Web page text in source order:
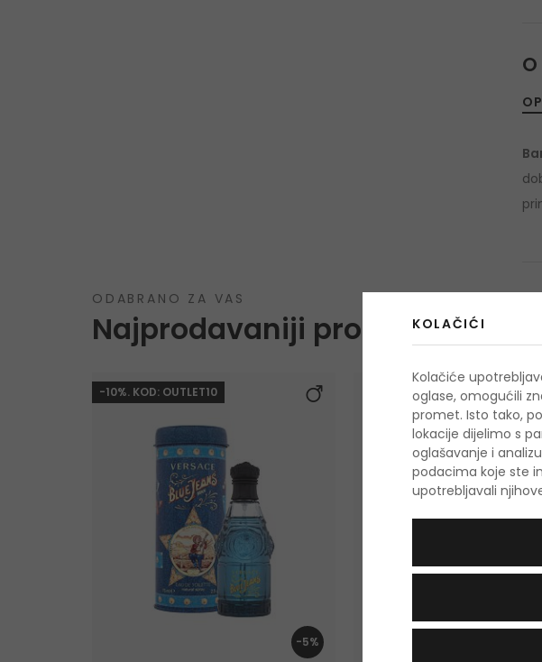
ODABRANO ZA VAS
Najprodavaniji proizvodi
-10%. KOD: OUTLET10
-5%
KOLAČIĆI
Kolačiće
oglase, omogućili
promet. Isto tako,
lokacije dijelimo s
oglašavanje i
podacima koje ste
upotrebljavali